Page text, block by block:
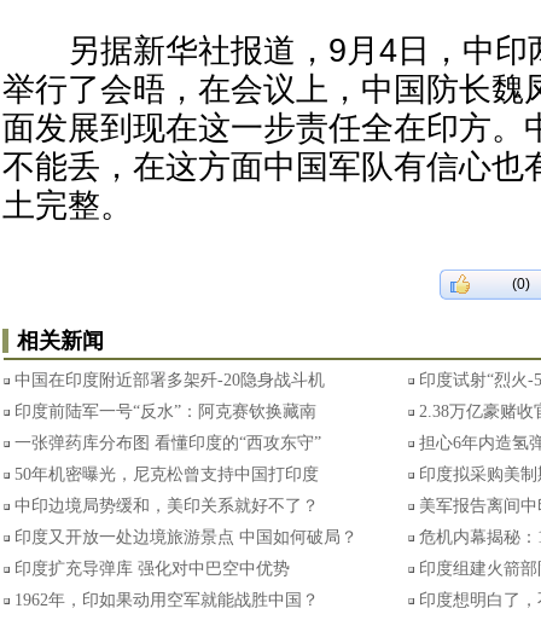
另据新华社报道，9月4日，中印
举行了会晤，在会议上，中国防长魏
面发展到现在这一步责任全在印方。
不能丢，在这方面中国军队有信心也
土完整。
(0)
相关新闻
中国在印度附近部署多架歼-20隐身战斗机
印度试射“烈火-
印度前陆军一号“反水”：阿克赛钦换藏南
2.38万亿豪赌收
一张弹药库分布图 看懂印度的“西攻东守”
担心6年内造氢
50年机密曝光，尼克松曾支持中国打印度
印度拟采购美
中印边境局势缓和，美印关系就好不了？
美军报告离间
印度又开放一处边境旅游景点 中国如何破局？
危机内幕揭秘
印度扩充导弹库 强化对中巴空中优势
印度组建火箭
1962年，印如果动用空军就能战胜中国？
印度想明白了